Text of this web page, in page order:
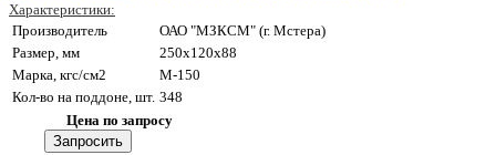
Характеристики:
Производитель
ОАО "МЗКСМ" (г. Мстера)
Размер, мм
250x120x88
Марка, кгс/см2
M-150
Кол-во на поддоне, шт. 348
Цена по запросу